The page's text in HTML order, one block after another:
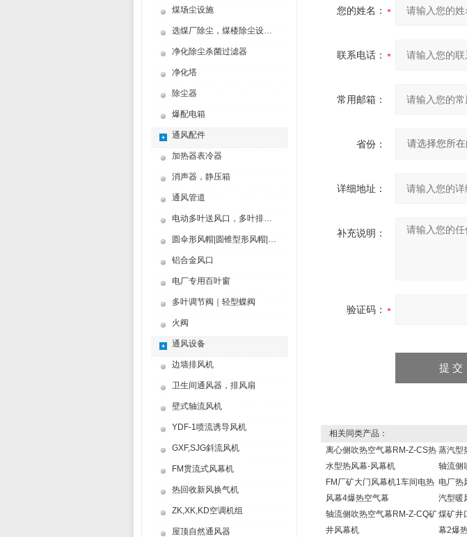
煤场尘设施
选煤厂除尘，煤楼除尘设计制造方案
净化除尘杀菌过滤器
净化塔
除尘器
爆配电箱
通风配件
加热器表冷器
消声器，静压箱
通风管道
电动多叶送风口，多叶排烟口
圆伞形风帽|圆锥型形风帽|筒形风帽
铝合金风口
电厂专用百叶窗
多叶调节阀｜轻型蝶阀
火阀
通风设备
边墙排风机
卫生间通风器，排风扇
壁式轴流风机
YDF-1喷流诱导风机
GXF,SJG斜流风机
FM贯流式风幕机
热回收新风换气机
ZK,XK,KD空调机组
屋顶自然通风器
您的姓名：
联系电话：
常用邮箱：
省份：
详细地址：
补充说明：
验证码：
相关同类产品：
离心侧吹热空气幕RM-Z-CS热
水型热风幕-风幕机
蒸汽型
轴流侧
FM厂矿大门风幕机1车间电热
风幕4爆热空气幕
电厂热
汽型暖
轴流侧吹热空气幕RM-Z-CQ矿
井风幕机
煤矿井
幕2爆